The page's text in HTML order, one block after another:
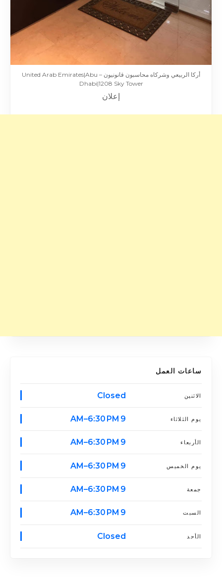
أركا الربيعي وشركاه محاسبون قانونيون – United Arab Emirates|Abu
Dhabi|1208 Sky Tower
إعلان
ساعات العمل
الاثنين Closed
يوم الثلاثاء 9 AM–6:30 PM
الأربعاء 9 AM–6:30 PM
يوم الخميس 9 AM–6:30 PM
جمعة 9 AM–6:30 PM
السبت 9 AM–6:30 PM
الأحد Closed